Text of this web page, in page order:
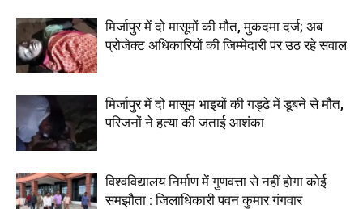
मिर्जापुर में दो मासूमों की मौत, मुकदमा दर्ज; अब
प्रोजेक्ट अधिकारियों की जिम्मेदारी पर उठ रहे सवाल
मिर्जापुर में दो मासूम भाइयों की गड्ढे में डूबने से मौत,
परिजनों ने हत्या की जताई आशंका
विश्वविद्यालय निर्माण में गुणवत्ता से नहीं होगा कोई
समझौता : जिलाधिकारी पवन कुमार गंगवार